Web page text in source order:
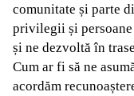
comunitate și parte
privilegii și
și ne dezvoltă în
Cum ar fi să ne
acordăm